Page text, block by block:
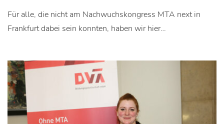
Für alle, die nicht am Nachwuchskongress MTA next in
Frankfurt dabei sein konnten, haben wir hier…